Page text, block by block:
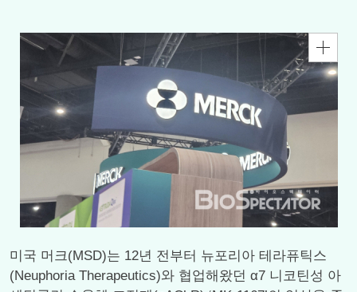
미국 머크(MSD)는 12년 전부터 뉴포리아 테라퓨틱스
(Neuphoria Therapeutics)와 협업해왔던 α7 니코틴성 아